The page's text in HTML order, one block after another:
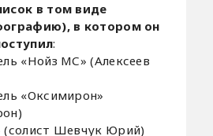
в том виде
в котором он
:
«Нойз МС» (Алексеев
«Оксимирон»
(солист Шевчук Юрий)